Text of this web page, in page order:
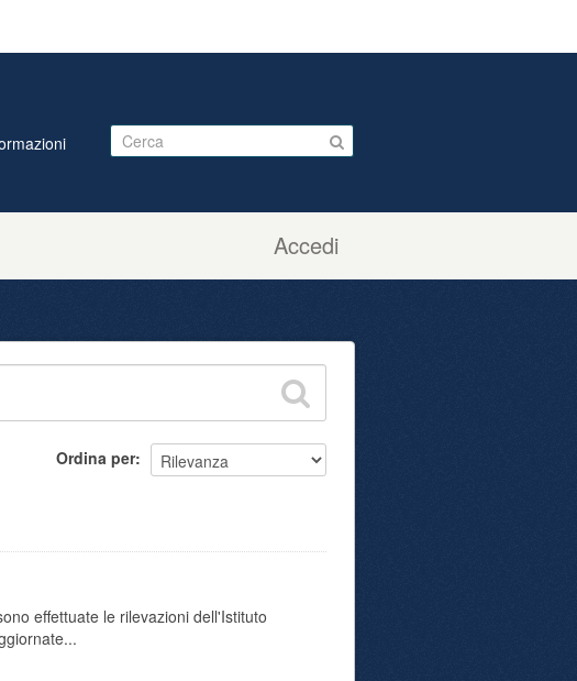
Accedi
Ordina per
effettuate le rilevazioni dell'Istituto